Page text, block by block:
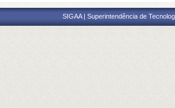
SIGAA | Superintendência de